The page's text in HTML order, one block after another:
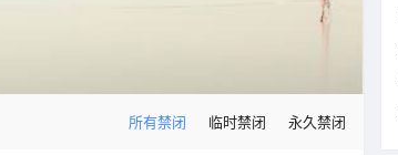
所有禁闭 临时禁闭 永久禁闭